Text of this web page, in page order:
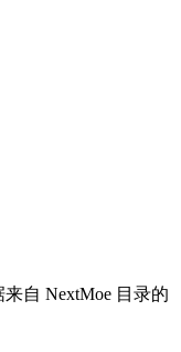
自 NextMoe 目录的